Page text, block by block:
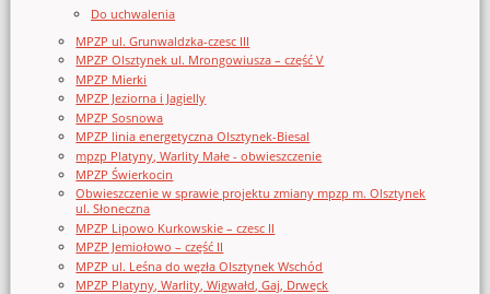
Do uchwalenia
MPZP ul. Grunwaldzka-czesc III
MPZP Olsztynek ul. Mrongowiusza – część V
MPZP Mierki
MPZP Jeziorna i Jagielly
MPZP Sosnowa
MPZP linia energetyczna Olsztynek-Biesal
mpzp Platyny, Warlity Małe - obwieszczenie
MPZP Świerkocin
Obwieszczenie w sprawie projektu zmiany mpzp m. Olsztynek
ul. Słoneczna
MPZP Lipowo Kurkowskie – czesc II
MPZP Jemiołowo – część II
MPZP ul. Leśna do węzła Olsztynek Wschód
MPZP Platyny, Warlity, Wigwałd, Gaj, Drwęck